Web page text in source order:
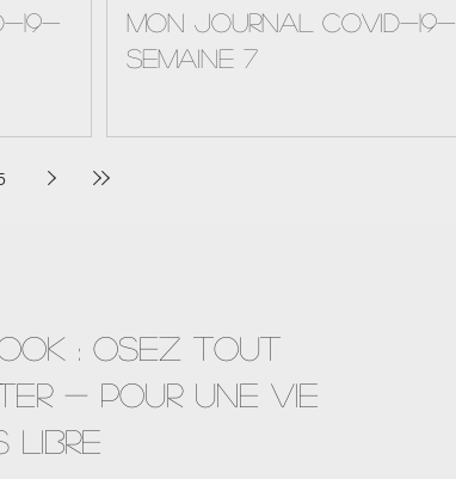
19-
Mon journal Covid-19-
semaine 7
: OSEZ TOUT
- POUR UNE VIE
LIBRE